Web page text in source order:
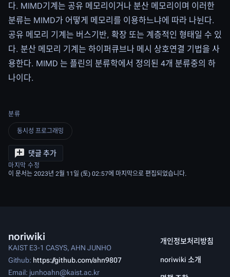
다. MIMD기계는 공유 메모리이거나 분산 메모리이며 이러한
분류는 MIMD가 어떻게 메모리를 이용하느냐에 따라 나뉜다.
공유 메모리 기계는 버스기반, 확장 또는 계층적인 형태일 수 있
다. 분산 메모리 기계는 하이퍼큐브나 메시 상호연결 기법을 사
용한다. MIMD 는 플린의 분류학에서 정의된 4개 분류중의 하
나이다.
분류
동시성 프로그래밍
댓글 추가
마지막 수정
이 문서는 2023년 2월 11일 (토) 02:57에 마지막으로 편집되었습니다.
noriwiki
KAIST E3-1 CASYS, AHN JUNHO
Github: https://github.com/ahn9807
Email: junhoahn@kaist.ac.kr
개인정보처리방침
noriwiki 소개